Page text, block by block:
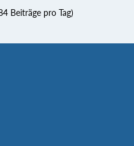
Beiträge pro Tag)